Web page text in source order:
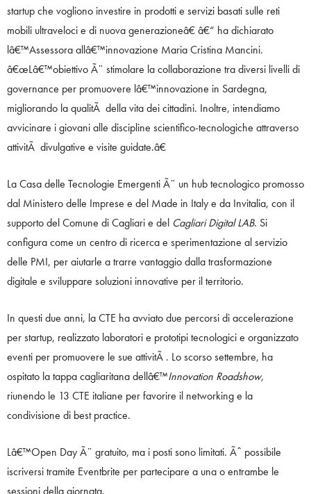
startup che vogliono investire in prodotti e servizi basati sulle reti
mobili ultraveloci e di nuova generazioneâ€ â€“ ha dichiarato
lâ€™Assessora allâ€™innovazione Maria Cristina Mancini.
â€œLâ€™obiettivo Ã¨ stimolare la collaborazione tra diversi livelli di
governance per promuovere lâ€™innovazione in Sardegna,
migliorando la qualitÃ della vita dei cittadini. Inoltre, intendiamo
avvicinare i giovani alle discipline scientifico-tecnologiche attraverso
attivitÃ divulgative e visite guidate.â€
La Casa delle Tecnologie Emergenti Ã¨ un hub tecnologico promosso
dal Ministero delle Imprese e del Made in Italy e da Invitalia, con il
supporto del Comune di Cagliari e del Cagliari Digital LAB. Si
configura come un centro di ricerca e sperimentazione al servizio
delle PMI, per aiutarle a trarre vantaggio dalla trasformazione
digitale e sviluppare soluzioni innovative per il territorio.
In questi due anni, la CTE ha avviato due percorsi di accelerazione
per startup, realizzato laboratori e prototipi tecnologici e organizzato
eventi per promuovere le sue attivitÃ . Lo scorso settembre, ha
ospitato la tappa cagliaritana dellâ€™Innovation Roadshow,
riunendo le 13 CTE italiane per favorire il networking e la
condivisione di best practice.
Lâ€™Open Day Ã¨ gratuito, ma i posti sono limitati. Ãˆ possibile
iscriversi tramite Eventbrite per partecipare a una o entrambe le